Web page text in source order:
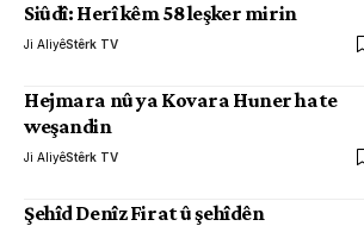
Siûdî: Herî kêm 58 leşker mirin
Ji AliyêStêrk TV
Hejmara nû ya Kovara Huner hate
weşandin
Ji AliyêStêrk TV
Şehîd Denîz Firat û şehîdên